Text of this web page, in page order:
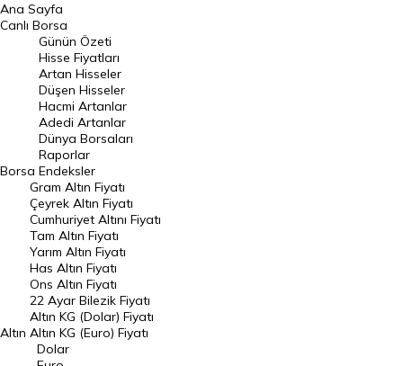
BIST 100 Hisseleri
En Çok Artan Hisseler
En Çok Düşen Hisseler
Hacmi Artanlar
Geçmiş Kapanışlar
Dünya Borsaları
Raporlar
Endeksler
DÖVİZ
Döviz Kuru
Dolar Kuru
Euro Kuru
Ana Sayfa
Canlı Borsa
Borsa
Günün Özeti
Hisse Fiyatları
Artan Hisseler
Düşen Hisseler
Hacmi Artanlar
Adedi Artanlar
Dünya Borsaları
Raporlar
Endeksler
Altın
Gram Altın Fiyatı
Çeyrek Altın Fiyatı
Cumhuriyet Altını Fiyatı
Tam Altın Fiyatı
Yarım Altın Fiyatı
Has Altın Fiyatı
Ons Altın Fiyatı
22 Ayar Bilezik Fiyatı
Altın KG (Dolar) Fiyatı
Altın KG (Euro) Fiyatı
Dolar